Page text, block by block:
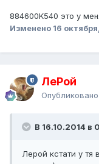
884600K540 это у
Изменено 16
ЛеРой
Опубликовано
В 16.10.2014 в
Лерой кстати у тя